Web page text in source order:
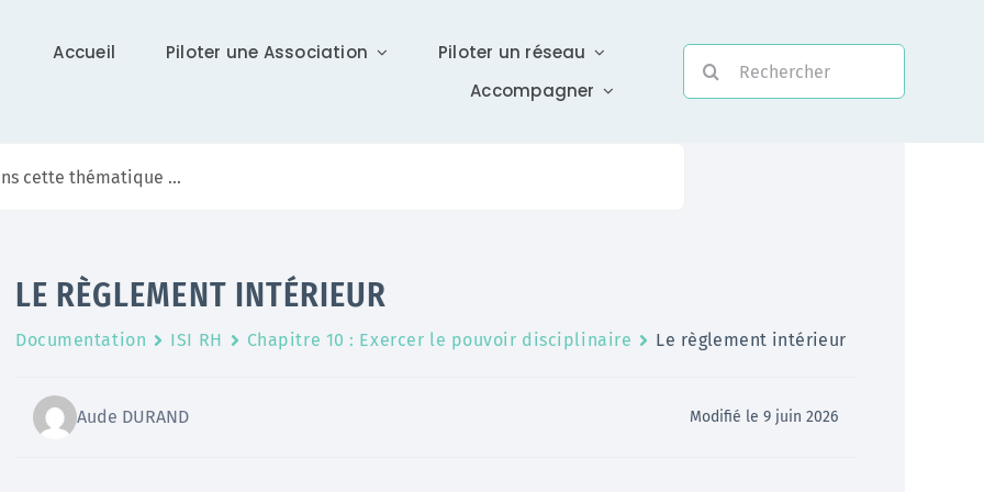
Accueil Piloter une Association
Piloter un réseau
Accompagner
actualités, newsletter (ISI News), …
place pour répondre à vos questions urgentes
LE RÈGLEMENT INTÉRIEUR
Documentation ISI RH Chapitre 10 : Exercer le pouvoir disciplinaire Le règlement intérieur
Aude DURAND Modifié le 9 juin 2026